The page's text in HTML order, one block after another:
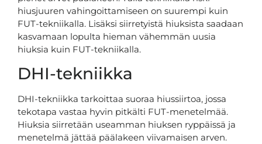
hiusjuuren vahingoittamiseen on suurempi kuin
FUT-tekniikalla. Lisäksi siirretyistä hiuksista saadaan
kasvamaan lopulta hieman vähemmän uusia
hiuksia kuin FUT-tekniikalla.
DHI-tekniikka
DHI-tekniikka tarkoittaa suoraa hiussiirtoa, jossa
tekotapa vastaa hyvin pitkälti FUT-menetelmää.
Hiuksia siirretään useamman hiuksen ryppäissä ja
menetelmä jättää päälakeen viivamaisen arven.